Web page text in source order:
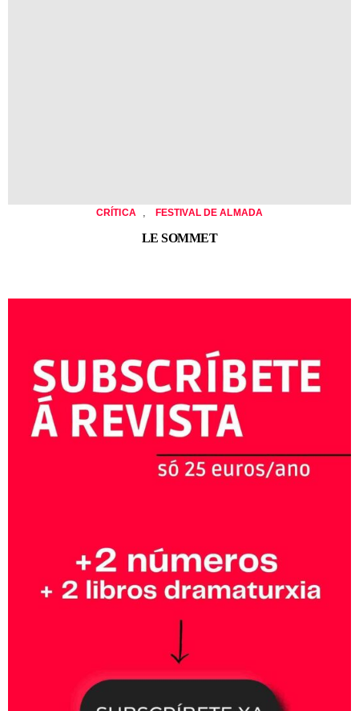
CRÍTICA FESTIVAL DE ALMADA
LE SOMMET